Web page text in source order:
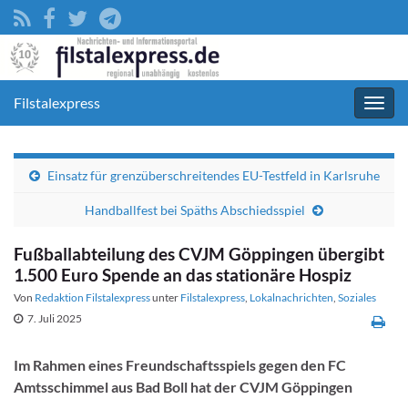
Filstalexpress
Einsatz für grenzüberschreitendes EU-Testfeld in Karlsruhe
Handballfest bei Späths Abschiedsspiel
Fußballabteilung des CVJM Göppingen übergibt
1.500 Euro Spende an das stationäre Hospiz
Von Redaktion Filstalexpressunter Filstalexpress, Lokalnachrichten, Soziales
7. Juli 2025
Im Rahmen eines Freundschaftsspiels gegen den FC
Amtsschimmel aus Bad Boll hat der CVJM Göppingen